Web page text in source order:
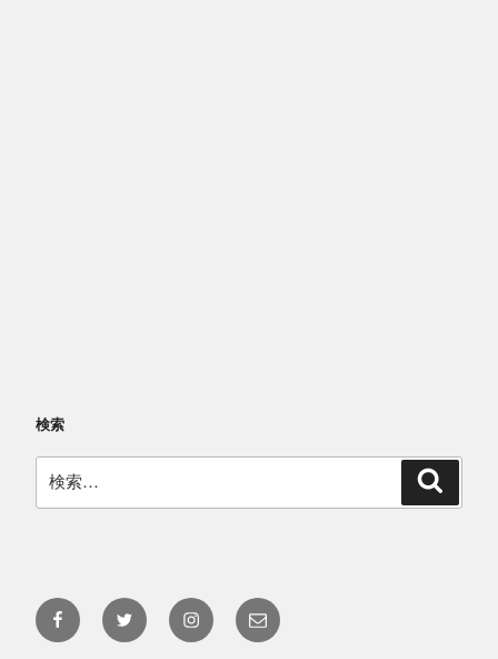
検索
索:
Facebook
@yakushima.umigamekan
Twitter
@umigamekan
Instagram
@umigamekan
メ
ー